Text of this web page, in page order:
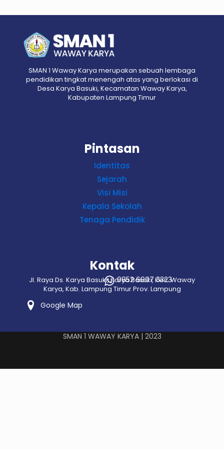
SMAN 1 Waway Karya merupakan sebuah lembaga
pendidikan tingkat menengah atas yang berlokasi di
Desa Karya Basuki, Kecamatan Waway Karya,
Kabupaten Lampung Timur
Pintasan
Identitas
Sejarah
Visi Misi
Kepala Sekolah
Tenaga Pendidik
Kontak
Jl. Raya Ds. Karya Basuki, Karya Basuki, Kec. Waway
Karya, Kab. Lampung Timur Prov. Lampung
Google Map
0852 6907 3323
SMAN 1 WAWAY KARYA | 2023